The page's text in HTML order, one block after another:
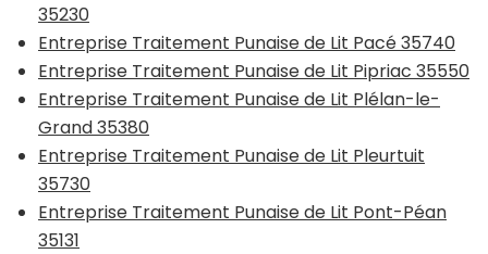
35230
Entreprise Traitement Punaise de Lit Pacé 35740
Entreprise Traitement Punaise de Lit Pipriac 35550
Entreprise Traitement Punaise de Lit Plélan-le-
Grand 35380
Entreprise Traitement Punaise de Lit Pleurtuit
35730
Entreprise Traitement Punaise de Lit Pont-Péan
35131